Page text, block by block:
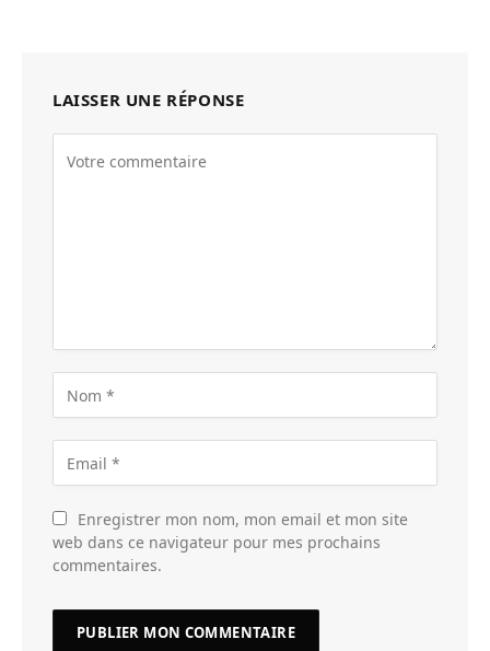
LAISSER UNE RÉPONSE
Enregistrer mon nom, mon email et mon site
web dans ce navigateur pour mes prochains
commentaires.